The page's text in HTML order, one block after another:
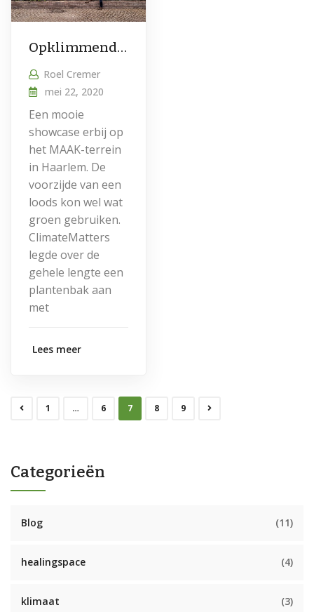
Opklimmend groen
Roel Cremer
mei 22, 2020
Een mooie
showcase erbij op
het MAAK-terrein
in Haarlem. De
voorzijde van een
loods kon wel wat
groen gebruiken.
ClimateMatters
legde over de
gehele lengte een
plantenbak aan
met
Lees meer
1 … 6 7 8 9
Categorieën
Blog (11)
healingspace (4)
klimaat (3)